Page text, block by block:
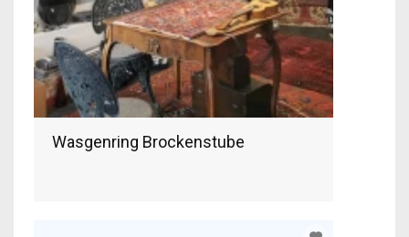
Wasgenring Brockenstube